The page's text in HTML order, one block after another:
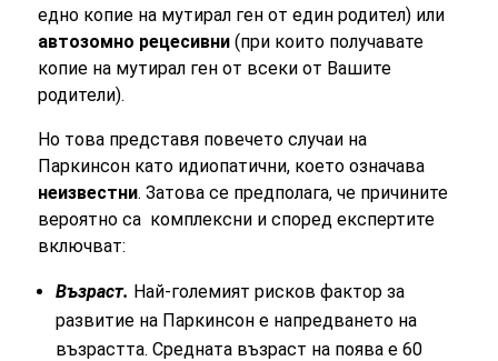
едно копие на мутирал ген от един родител) или
автозомно рецесивни (при които получавате
копие на мутирал ген от всеки от Вашите
родители).
Но това представя повечето случаи на
Паркинсон като идиопатични, което означава
неизвестни. Затова се предполага, че причините
вероятно са комплексни и според експертите
включват:
Възраст. Най-големият рисков фактор за
развитие на Паркинсон е напредването на
възрастта. Средната възраст на поява е 60